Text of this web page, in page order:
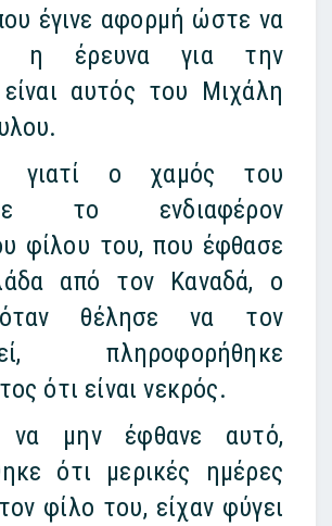
έγινε αφορμή ώστε να
η έρευνα για την
αυτός του Μιχάλη
γιατί ο χαμός του
το ενδιαφέρον
φίλου του, που έφθασε
από τον Καναδά, ο
θέλησε να τον
πληροφορήθηκε
ότι είναι νεκρός.
να μην έφθανε αυτό,
ότι μερικές ημέρες
φίλο του, είχαν φύγει